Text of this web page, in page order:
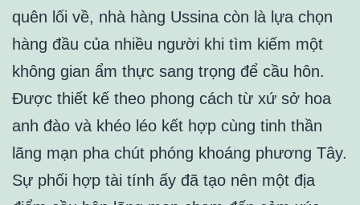
quên lối về, nhà hàng Ussina còn là lựa chọn
hàng đầu của nhiều người khi tìm kiếm một
không gian ẩm thực sang trọng để cầu hôn.
Được thiết kế theo phong cách từ xứ sở hoa
anh đào và khéo léo kết hợp cùng tinh thần
lãng mạn pha chút phóng khoáng phương Tây.
Sự phối hợp tài tính ấy đã tạo nên một địa